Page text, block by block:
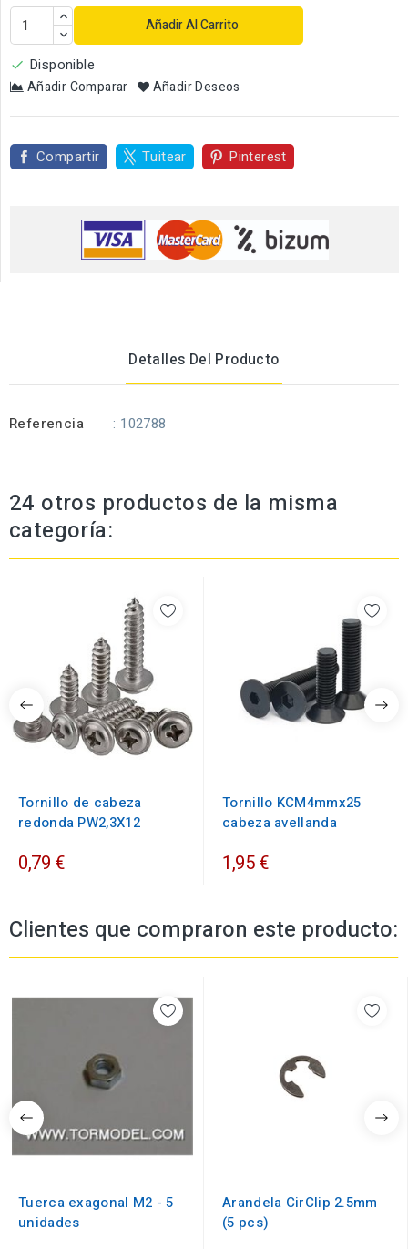
Añadir Al Carrito
 Disponible
Añadir Comparar Añadir Deseos
Compartir Tuitear Pinterest
Detalles Del Producto
Referencia : 102788
24 otros productos de la misma
categoría:
Tornillo de cabeza
redonda PW2,3X12
0,79 €
Tornillo KCM4mmx25
cabeza avellanda
1,95 €
Clientes que compraron este producto:
Tuerca exagonal M2 - 5
unidades
Arandela CirClip 2.5mm
(5 pcs)